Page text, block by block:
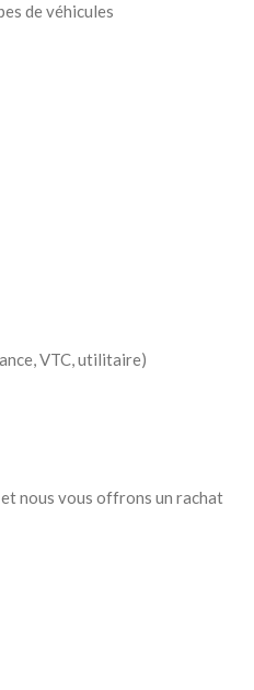
de véhicules
VTC, utilitaire)
nous vous offrons un rachat